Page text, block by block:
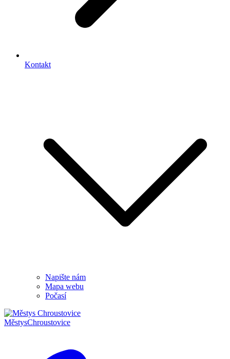
Kontakt
Napište nám
Mapa webu
Počasí
MěstysChroustovice